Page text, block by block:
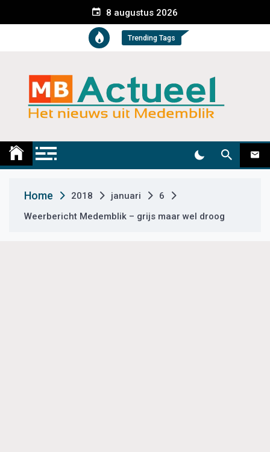
e
t
8 augustus 2026
Trending Tags
Medemblik Actueel
Home 2018 januari
6
Weerbericht Medemblik – grijs maar wel droog